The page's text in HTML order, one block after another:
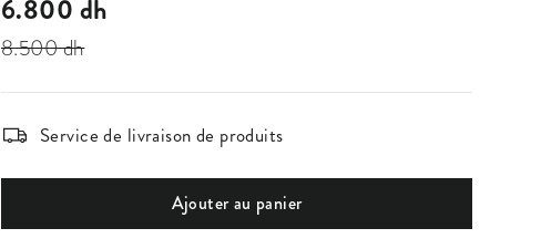
6.800 dh
8.500 dh
Service de livraison de produits
Ajouter au panier